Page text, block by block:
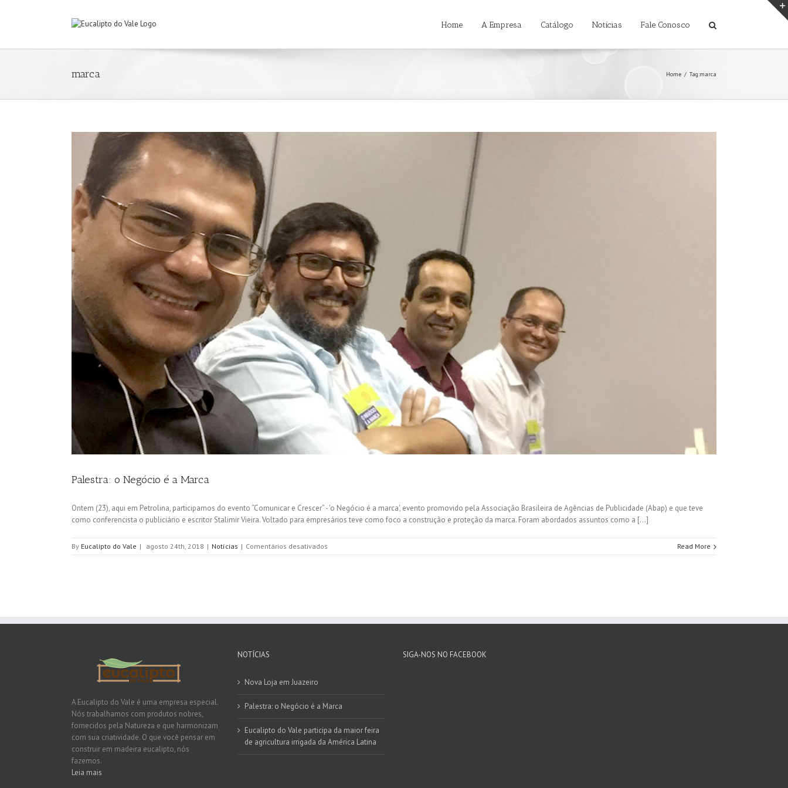
Home A Empresa Catálogo Notícias Fale Conosco
marca Home / Tag:marca
Palestra: o Negócio é a Marca
Ontem (23), aqui em Petrolina, participamos do evento “Comunicar e Crescer” - 'o Negócio é a marca', evento promovido pela Associação Brasileira de Agências de Publicidade (Abap) e que teve
como conferencista o publiciário e escritor Stalimir Vieira. Voltado para empresários teve como foco a construção e proteção da marca. Foram abordados assuntos como a [...]
By Eucalipto do Vale | agosto 24th, 2018 | Notícias | Comentários desativados
Palestra:
Read More
A Eucalipto do Vale é uma empresa especial.
Nós trabalhamos com produtos nobres,
fornecidos pela Natureza e que harmonizam
com sua criatividade. O que você pensar em
construir em madeira eucalipto, nós
fazemos.
Leia mais
NOTÍCIAS
Nova Loja em Juazeiro
Palestra: o Negócio é a Marca
Eucalipto do Vale participa da maior feira
de agricultura irrigada da América Latina
SIGA-NOS NO FACEBOOK